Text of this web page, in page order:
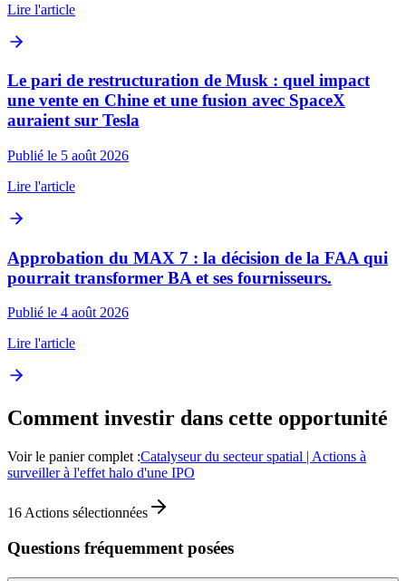
Lire l'article
Le pari de restructuration de Musk : quel impact
une vente en Chine et une fusion avec SpaceX
auraient sur Tesla
Publié le 5 août 2026
Lire l'article
Approbation du MAX 7 : la décision de la FAA qui
pourrait transformer BA et ses fournisseurs.
Publié le 4 août 2026
Lire l'article
Comment investir dans cette opportunité
Voir le panier complet :Catalyseur du secteur spatial | Actions à
surveiller à l'effet halo d'une IPO
16 Actions sélectionnées
Questions fréquemment posées